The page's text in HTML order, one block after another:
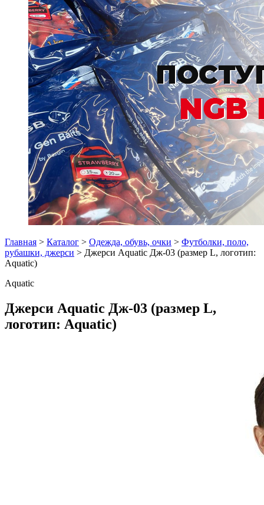
Главная > Каталог > Одежда, обувь, очки > Футболки, поло,
рубашки, джерси > Джерси Аquatic Дж-03 (размер L, логотип:
Аquatic)
Aquatic
Джерси Аquatic Дж-03 (размер L,
логотип: Аquatic)